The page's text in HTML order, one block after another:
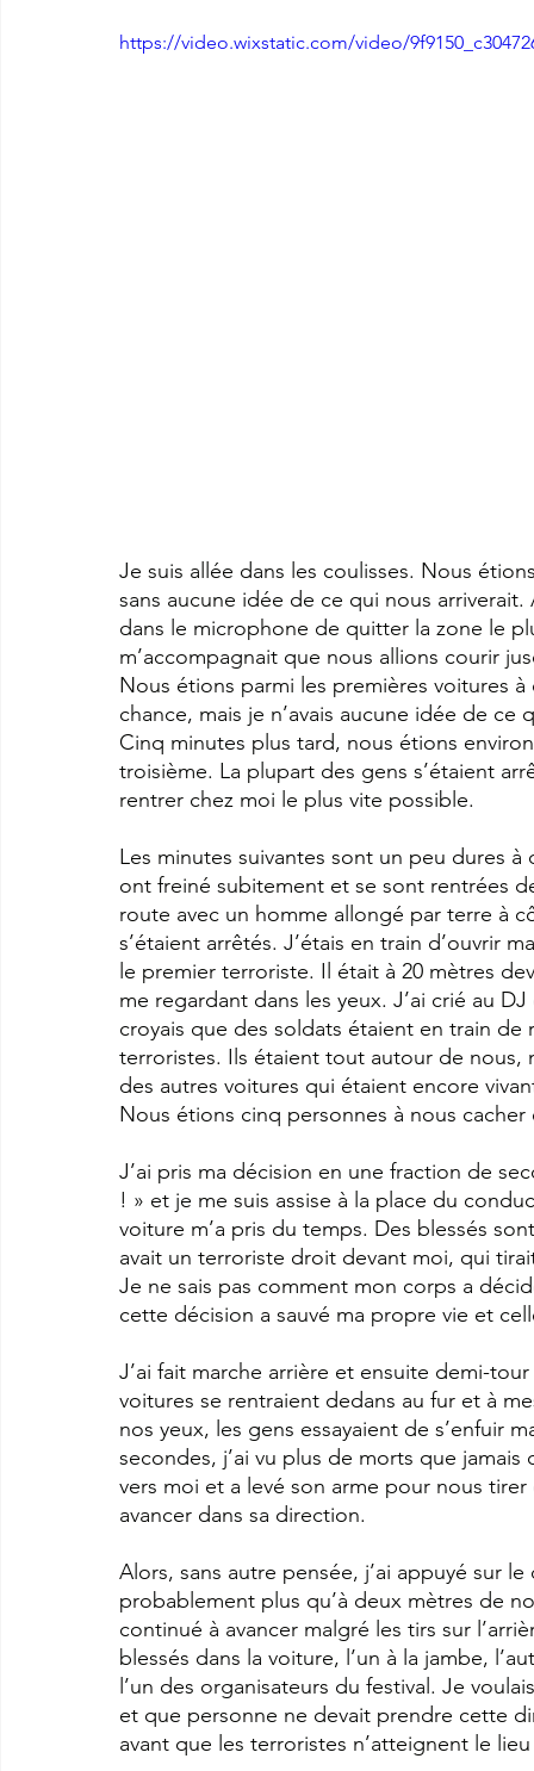
https://video.wixstatic.com/video/
Je suis allée dans les coulisses. Nous
sans aucune idée de ce qui nous
dans le microphone de quitter la zone le
m’accompagnait que nous allions courir
Nous étions parmi les premières voitures
chance, mais je n’avais aucune idée de ce
Cinq minutes plus tard, nous étions
troisième. La plupart des gens s’étaient
rentrer chez moi le plus vite possible.
Les minutes suivantes sont un peu dures
ont freiné subitement et se sont rentrées
route avec un homme allongé par terre à
s’étaient arrêtés. J’étais en train d’ouvrir
le premier terroriste. Il était à 20 mètres
me regardant dans les yeux. J’ai crié au
croyais que des soldats étaient en train de
terroristes. Ils étaient tout autour de nous,
des autres voitures qui étaient encore
Nous étions cinq personnes à nous cacher
J’ai pris ma décision en une fraction de
! » et je me suis assise à la place du
voiture m’a pris du temps. Des blessés
avait un terroriste droit devant moi, qui
Je ne sais pas comment mon corps a
cette décision a sauvé ma propre vie et
J’ai fait marche arrière et ensuite demi-
voitures se rentraient dedans au fur et à
nos yeux, les gens essayaient de s’enfuir
secondes, j’ai vu plus de morts que
vers moi et a levé son arme pour nous
avancer dans sa direction.
Alors, sans autre pensée, j’ai appuyé sur
probablement plus qu’à deux mètres de
continué à avancer malgré les tirs sur
blessés dans la voiture, l’un à la jambe,
l’un des organisateurs du festival. Je
et que personne ne devait prendre cette
avant que les terroristes n’atteignent le